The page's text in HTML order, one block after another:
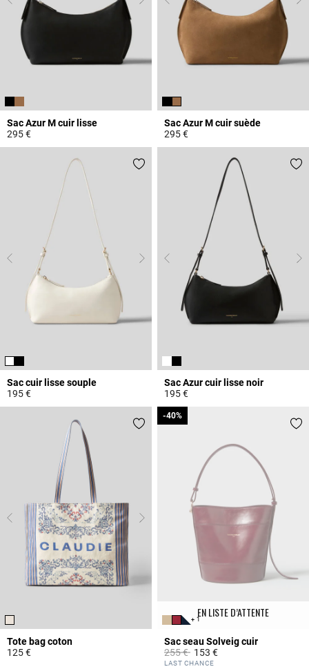
Sac Azur M cuir lisse
295 €
Sac Azur M cuir suède
295 €
Sac cuir lisse souple
195 €
Sac Azur cuir lisse noir
195 €
Tote bag coton
125 €
EN LISTE D’ATTENTE
+ 1
Sac seau Solveig cuir
Prix réduit à partir de
255 €à
-40%
153 €
5 out of 5 Customer Rating
LAST CHANCE
-40%